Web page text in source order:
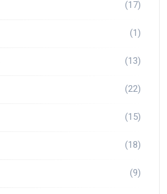
(17)
(1)
(13)
(22)
(15)
(18)
(9)